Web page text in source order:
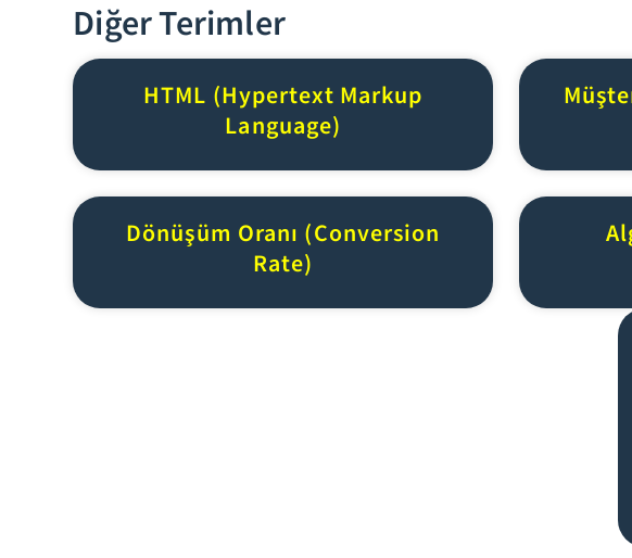
Diğer Terimler
HTML (Hypertext Markup
Language)
Dönüşüm Oranı (Conversion
Rate)